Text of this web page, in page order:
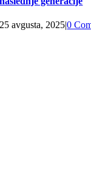
25 avgusta, 2025|0